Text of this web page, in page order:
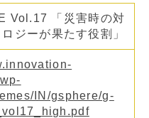
Vol.17 「災害時の対
ジーが果たす役割」
IN/gsphere/g-